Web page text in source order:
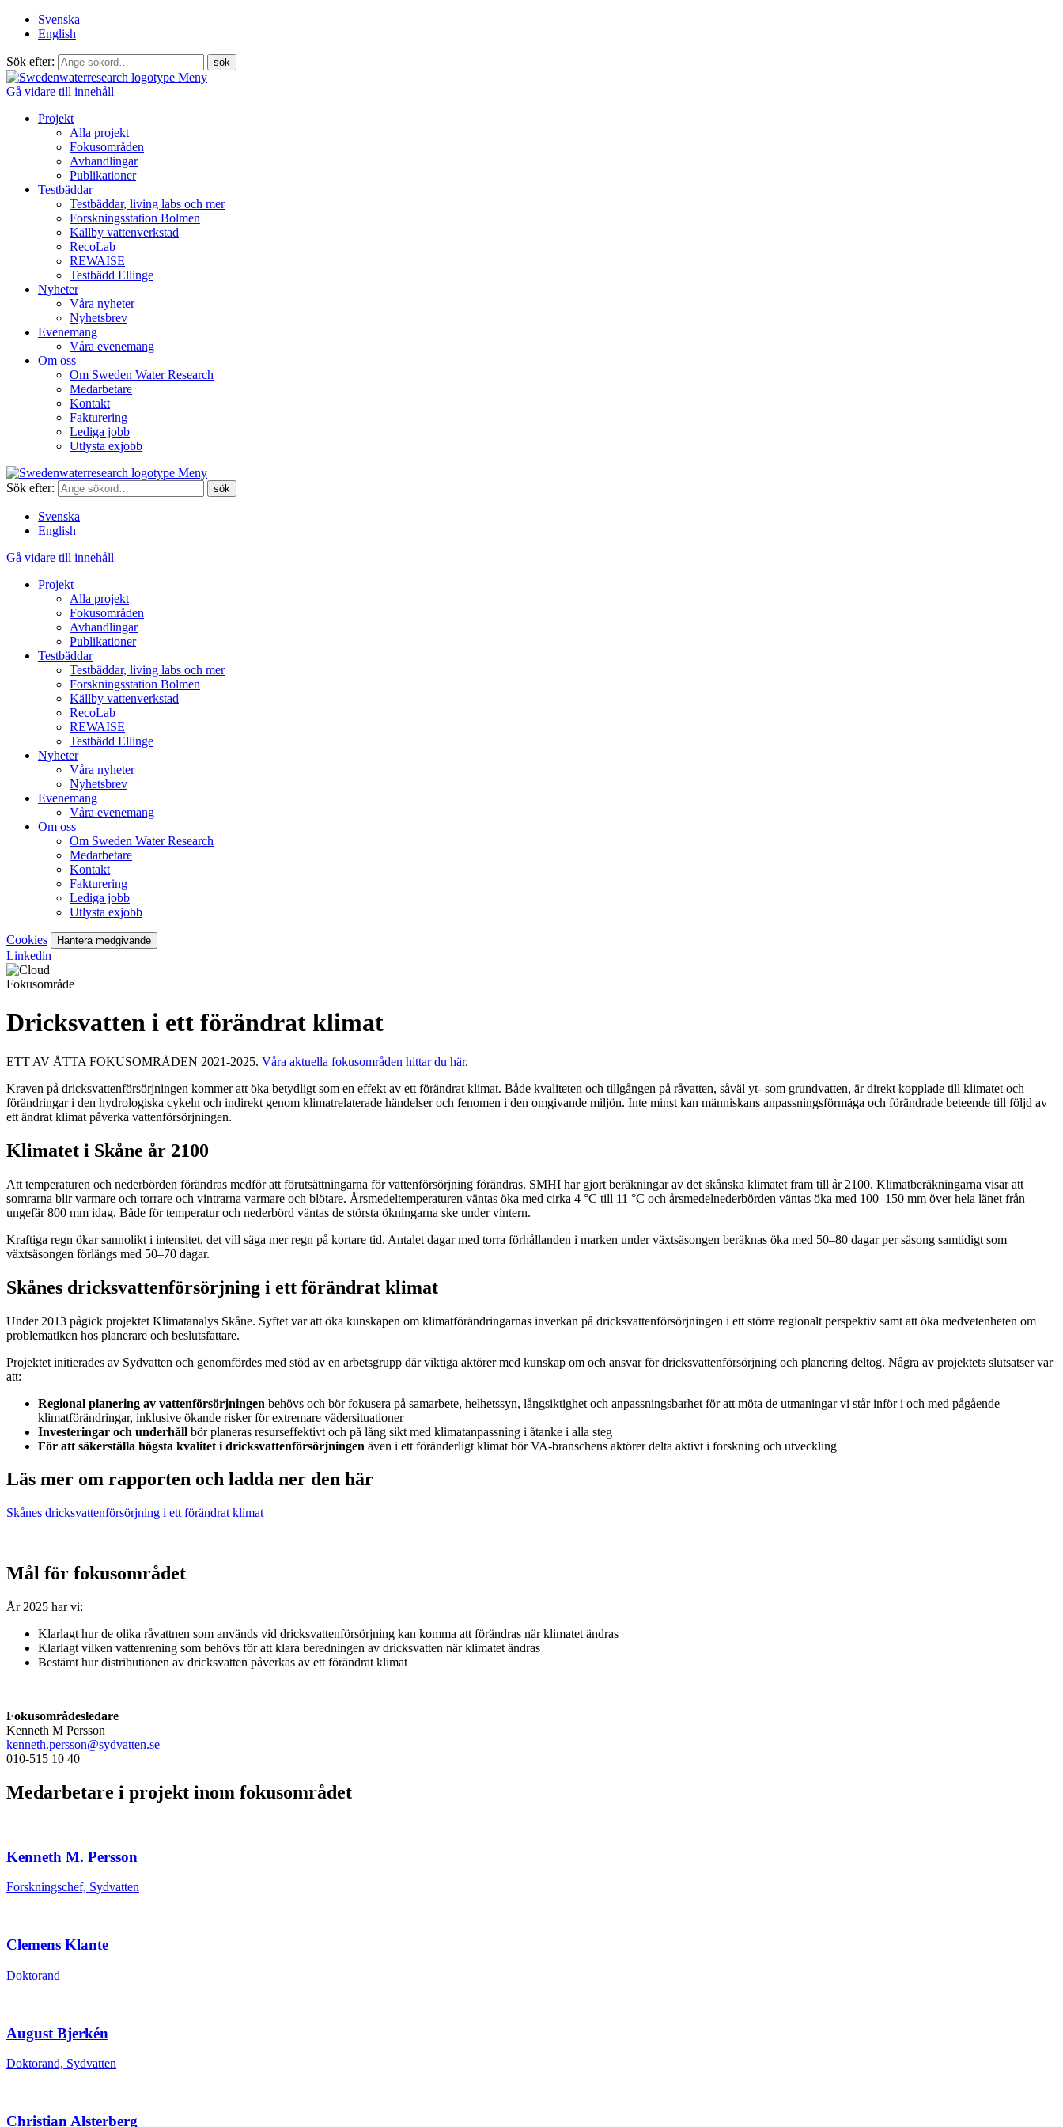
Svenska
English
Sök efter:
Meny
Gå vidare till innehåll
Projekt
Alla projekt
Fokusområden
Avhandlingar
Publikationer
Testbäddar
Testbäddar, living labs och mer
Forskningsstation Bolmen
Källby vattenverkstad
RecoLab
REWAISE
Testbädd Ellinge
Nyheter
Våra nyheter
Nyhetsbrev
Evenemang
Våra evenemang
Om oss
Om Sweden Water Research
Medarbetare
Kontakt
Fakturering
Lediga jobb
Utlysta exjobb
Meny
Sök efter:
Svenska
English
Gå vidare till innehåll
Projekt
Alla projekt
Fokusområden
Avhandlingar
Publikationer
Testbäddar
Testbäddar, living labs och mer
Forskningsstation Bolmen
Källby vattenverkstad
RecoLab
REWAISE
Testbädd Ellinge
Nyheter
Våra nyheter
Nyhetsbrev
Evenemang
Våra evenemang
Om oss
Om Sweden Water Research
Medarbetare
Kontakt
Fakturering
Lediga jobb
Utlysta exjobb
Cookies Hantera medgivande
Linkedin
Fokusområde
Dricksvatten i ett förändrat klimat
ETT AV ÅTTA FOKUSOMRÅDEN 2021-2025. Våra aktuella fokusområden hittar du här.
Kraven på dricksvattenförsörjningen kommer att öka betydligt som en effekt av ett förändrat klimat. Både kvaliteten och tillgången på råvatten, såväl yt- som grundvatten, är direkt kopplade till klimatet och
förändringar i den hydrologiska cykeln och indirekt genom klimatrelaterade händelser och fenomen i den omgivande miljön. Inte minst kan människans anpassningsförmåga och förändrade beteende till följd av
ett ändrat klimat påverka vattenförsörjningen.
Klimatet i Skåne år 2100
Att temperaturen och nederbörden förändras medför att förutsättningarna för vattenförsörjning förändras. SMHI har gjort beräkningar av det skånska klimatet fram till år 2100. Klimatberäkningarna visar att
somrarna blir varmare och torrare och vintrarna varmare och blötare. Årsmedeltemperaturen väntas öka med cirka 4 °C till 11 °C och årsmedelnederbörden väntas öka med 100–150 mm över hela länet från
ungefär 800 mm idag. Både för temperatur och nederbörd väntas de största ökningarna ske under vintern.
Kraftiga regn ökar sannolikt i intensitet, det vill säga mer regn på kortare tid. Antalet dagar med torra förhållanden i marken under växtsäsongen beräknas öka med 50–80 dagar per säsong samtidigt som
växtsäsongen förlängs med 50–70 dagar.
Skånes dricksvattenförsörjning i ett förändrat klimat
Under 2013 pågick projektet Klimatanalys Skåne. Syftet var att öka kunskapen om klimatförändringarnas inverkan på dricksvattenförsörjningen i ett större regionalt perspektiv samt att öka medvetenheten om
problematiken hos planerare och beslutsfattare.
Projektet initierades av Sydvatten och genomfördes med stöd av en arbetsgrupp där viktiga aktörer med kunskap om och ansvar för dricksvattenförsörjning och planering deltog. Några av projektets slutsatser var
att:
Regional planering av vattenförsörjningen behövs och bör fokusera på samarbete, helhetssyn, långsiktighet och anpassningsbarhet för att möta de utmaningar vi står inför i och med pågående
klimatförändringar, inklusive ökande risker för extremare vädersituationer
Investeringar och underhåll bör planeras resurseffektivt och på lång sikt med klimatanpassning i åtanke i alla steg
För att säkerställa högsta kvalitet i dricksvattenförsörjningen även i ett föränderligt klimat bör VA-branschens aktörer delta aktivt i forskning och utveckling
Läs mer om rapporten och ladda ner den här
Skånes dricksvattenförsörjning i ett förändrat klimat
Mål för fokusområdet
År 2025 har vi:​
​Klarlagt hur de olika råvattnen som används vid dricksvattenförsörjning kan komma att förändras när klimatet ändras​
Klarlagt vilken vattenrening som behövs för att klara beredningen av dricksvatten när klimatet ändras​
Bestämt hur distributionen av dricksvatten påverkas av ett förändrat klimat​
Fokusområdesledare
Kenneth M Persson
kenneth.persson@sydvatten.se
010-515 10 40
Medarbetare i projekt inom fokusområdet
Kenneth M. Persson
Forskningschef, Sydvatten
Clemens Klante
Doktorand
August Bjerkén
Doktorand, Sydvatten
Christian Alsterberg